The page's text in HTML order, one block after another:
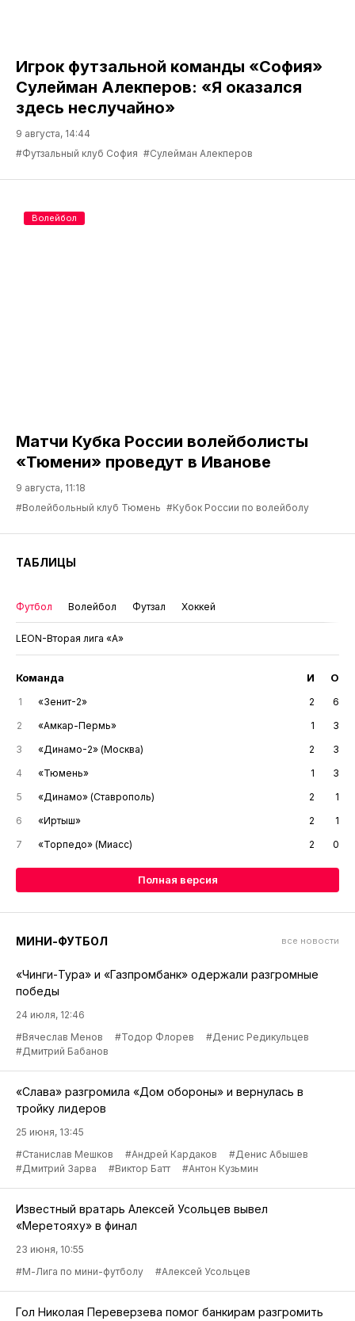
Игрок футзальной команды «София»
Сулейман Алекперов: «Я оказался
здесь неслучайно»
9 августа, 14:44
#Футзальный клуб София #Сулейман Алекперов
Матчи Кубка России волейболисты
«Тюмени» проведут в Иванове
9 августа, 11:18
#Волейбольный клуб Тюмень #Кубок России по волейболу
Волейбол
ТАБЛИЦЫ
Футбол Волейбол Футзал Хоккей
LEON-Вторая лига «А»
Команда И О
1 «Зенит-2» 2
6
2
«Амкар-Пермь» 1
3
3
«Динамо-2» (Москва) 2
3
4
«Тюмень» 1
3
5
«Динамо» (Ставрополь) 2
1
6
«Иртыш» 2
1
7
«Торпедо» (Миасс) 2 0
Полная версия
МИНИ-ФУТБОЛ все новости
«Чинги-Тура» и «Газпромбанк» одержали разгромные
победы
24 июля, 12:46
#Вячеслав Менов
#Тодор Флорев
#Денис Редикульцев
#Дмитрий Бабанов
«Слава» разгромила «Дом обороны» и вернулась в
тройку лидеров
25 июня, 13:45
#Станислав Мешков
#Андрей Кардаков
#Денис Абышев
#Дмитрий Зарва
#Виктор Батт #Антон Кузьмин
Известный вратарь Алексей Усольцев вывел
«Меретояху» в финал
23 июня, 10:55
#М-Лига по мини-футболу
#Алексей Усольцев
Гол Николая Переверзева помог банкирам разгромить